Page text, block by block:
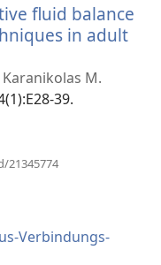
fluid balance
in adult
M.
39.
21345774
Verbindungs­